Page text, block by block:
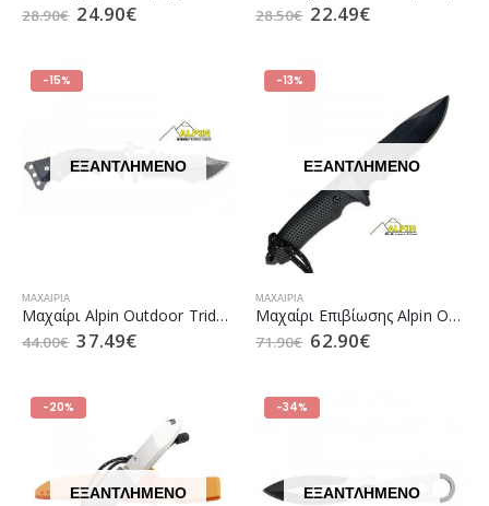
28.90€ 24.90€ 28.50€ 22.49€
-15%
ΕΞΑΝΤΛΗΜΈΝΟ
ΜΑΧΑΊΡΙΑ
Mαχαίρι Αlpin Outdoor Trident Tactical Knife D-123 HS
44.00€ 37.49€
-13%
ΕΞΑΝΤΛΗΜΈΝΟ
ΜΑΧΑΊΡΙΑ
Μαχαίρι Επιβίωσης Αlpin Outdoor ABS Kydex D2
71.90€ 62.90€
-20%
ΕΞΑΝΤΛΗΜΈΝΟ
-34%
ΕΞΑΝΤΛΗΜΈΝΟ